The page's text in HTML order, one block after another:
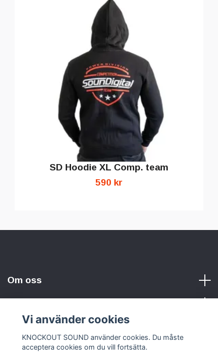
SD Hoodie XL Comp. team
590 kr
Om oss
Sociala medier
Vi använder cookies
KNOCKOUT SOUND använder cookies. Du måste
acceptera cookies om du vill fortsätta.